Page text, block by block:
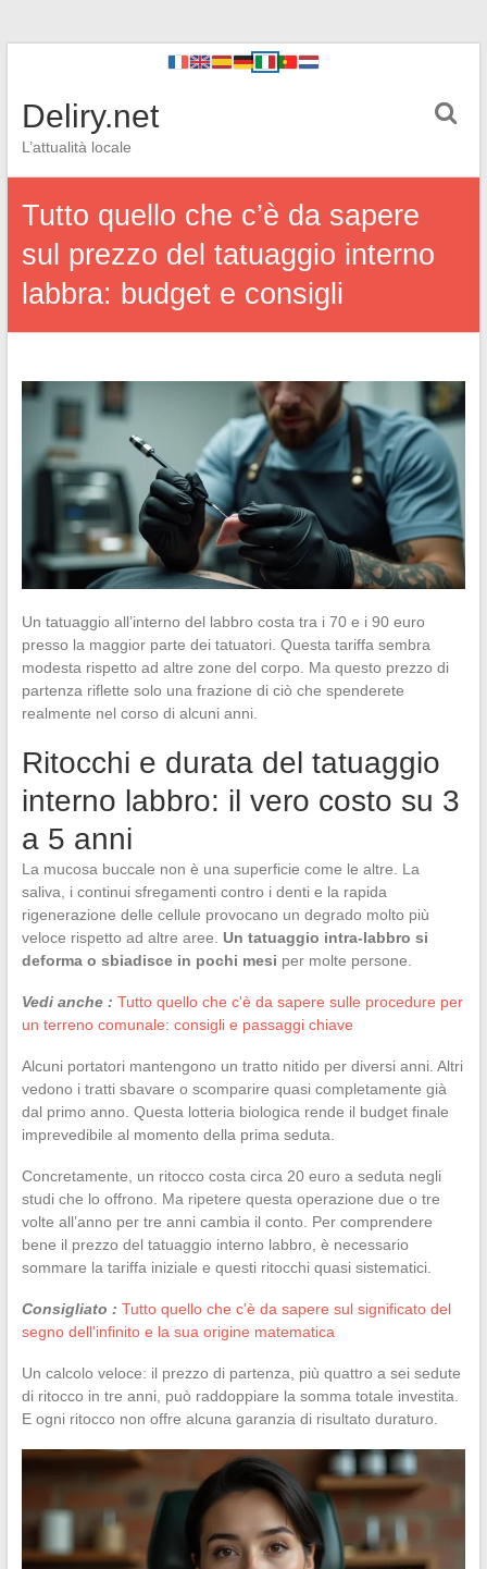
Deliry.net
L’attualità locale
Tutto quello che c’è da sapere
sul prezzo del tatuaggio interno
labbra: budget e consigli
Un tatuaggio all’interno del labbro costa tra i 70 e i 90 euro
presso la maggior parte dei tatuatori. Questa tariffa sembra
modesta rispetto ad altre zone del corpo. Ma questo prezzo di
partenza riflette solo una frazione di ciò che spenderete
realmente nel corso di alcuni anni.
Ritocchi e durata del tatuaggio
interno labbro: il vero costo su 3
a 5 anni
La mucosa buccale non è una superficie come le altre. La
saliva, i continui sfregamenti contro i denti e la rapida
rigenerazione delle cellule provocano un degrado molto più
veloce rispetto ad altre aree. Un tatuaggio intra-labbro si
deforma o sbiadisce in pochi mesi per molte persone.
Vedi anche : Tutto quello che c'è da sapere sulle procedure per
un terreno comunale: consigli e passaggi chiave
Alcuni portatori mantengono un tratto nitido per diversi anni. Altri
vedono i tratti sbavare o scomparire quasi completamente già
dal primo anno. Questa lotteria biologica rende il budget finale
imprevedibile al momento della prima seduta.
Concretamente, un ritocco costa circa 20 euro a seduta negli
studi che lo offrono. Ma ripetere questa operazione due o tre
volte all’anno per tre anni cambia il conto. Per comprendere
bene il prezzo del tatuaggio interno labbro, è necessario
sommare la tariffa iniziale e questi ritocchi quasi sistematici.
Consigliato : Tutto quello che c'è da sapere sul significato del
segno dell'infinito e la sua origine matematica
Un calcolo veloce: il prezzo di partenza, più quattro a sei sedute
di ritocco in tre anni, può raddoppiare la somma totale investita.
E ogni ritocco non offre alcuna garanzia di risultato duraturo.